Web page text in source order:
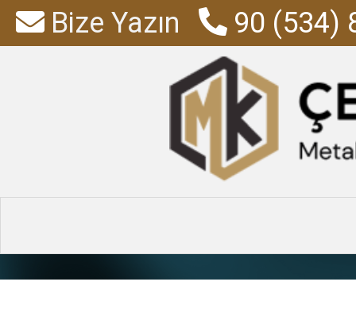
Bize Yazın 90 (534)
4